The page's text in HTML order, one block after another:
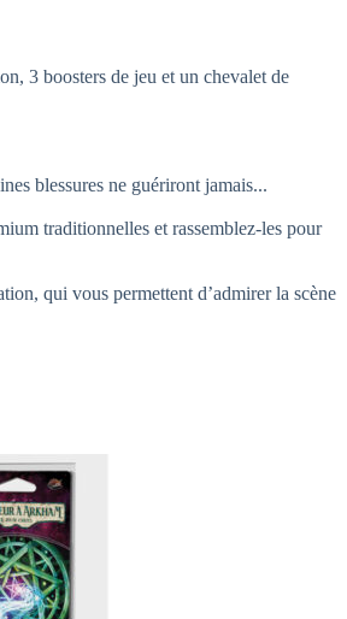
3 boosters de jeu et un chevalet de
blessures ne guériront jamais...
traditionnelles et rassemblez-les pour
qui vous permettent d’admirer la scène